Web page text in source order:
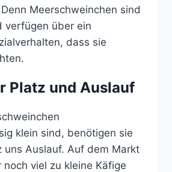
Meerschweinchen sind
verfügen über ein
dass sie
Platz und Auslauf
klein sind, benötigen sie
uns Auslauf. Auf dem Markt
viel zu kleine Käfige